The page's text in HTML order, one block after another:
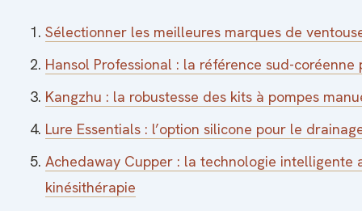
Sélectionner les meilleures marques de
Hansol Professional : la référence sud-
Kangzhu : la robustesse des kits à pompes
Lure Essentials : l’option silicone pour le
Achedaway Cupper : la technologie intelligente
kinésithérapie